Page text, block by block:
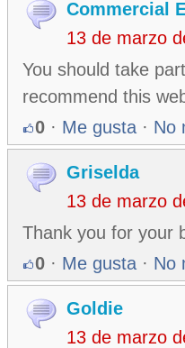
Commercial
13 de marzo
You should take
recommend this
0 · Me gusta · No
Griselda
13 de marzo
Thank you for your
0 · Me gusta · No
Goldie
13 de marzo